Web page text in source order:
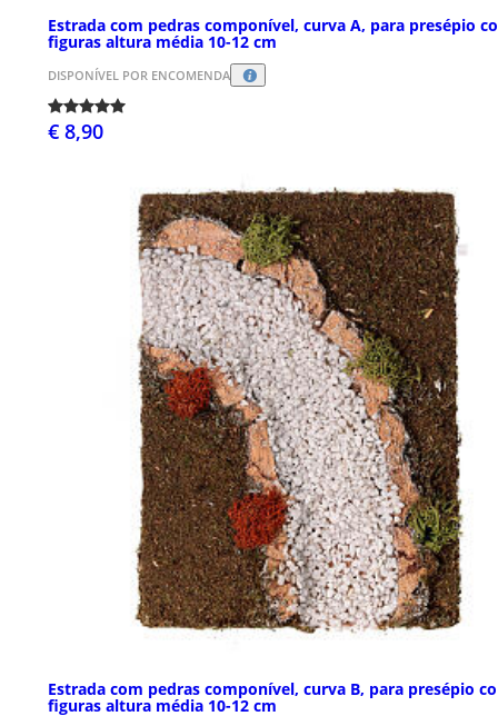
Estrada com pedras componível, curva A, para presépio
figuras altura média 10-12 cm
DISPONÍVEL POR ENCOMENDA
€ 8,90
Estrada com pedras componível, curva B, para presépio
figuras altura média 10-12 cm